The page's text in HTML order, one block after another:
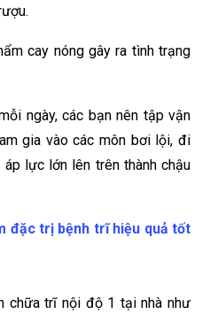
cay nóng gây ra tình trạng
ngày, các bạn nên tập vận
gia vào các môn bơi lội, đi
lực lớn lên trên thành chậu
đặc trị bệnh trĩ hiệu quả tốt
chữa trĩ nội độ 1 tại nhà như